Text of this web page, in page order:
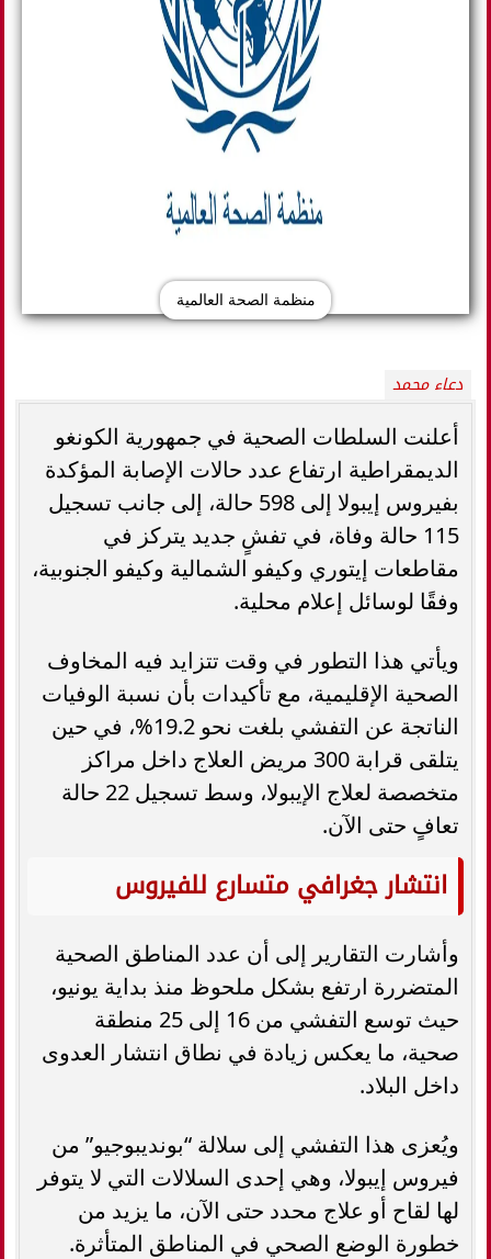
منظمة الصحة العالمية
دعاء محمد
أعلنت السلطات الصحية في جمهورية الكونغو
الديمقراطية ارتفاع عدد حالات الإصابة المؤكدة
بفيروس إيبولا إلى 598 حالة، إلى جانب تسجيل
115 حالة وفاة، في تفشٍ جديد يتركز في
مقاطعات إيتوري وكيفو الشمالية وكيفو الجنوبية،
وفقًا لوسائل إعلام محلية.
ويأتي هذا التطور في وقت تتزايد فيه المخاوف
الصحية الإقليمية، مع تأكيدات بأن نسبة الوفيات
الناتجة عن التفشي بلغت نحو 19.2%، في حين
يتلقى قرابة 300 مريض العلاج داخل مراكز
متخصصة لعلاج الإيبولا، وسط تسجيل 22 حالة
تعافٍ حتى الآن.
انتشار جغرافي متسارع للفيروس
وأشارت التقارير إلى أن عدد المناطق الصحية
المتضررة ارتفع بشكل ملحوظ منذ بداية يونيو،
حيث توسع التفشي من 16 إلى 25 منطقة
صحية، ما يعكس زيادة في نطاق انتشار العدوى
داخل البلاد.
ويُعزى هذا التفشي إلى سلالة “بونديبوجيو” من
فيروس إيبولا، وهي إحدى السلالات التي لا يتوفر
لها لقاح أو علاج محدد حتى الآن، ما يزيد من
خطورة الوضع الصحي في المناطق المتأثرة.